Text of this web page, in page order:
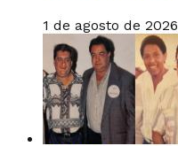
1 de agosto de 2026